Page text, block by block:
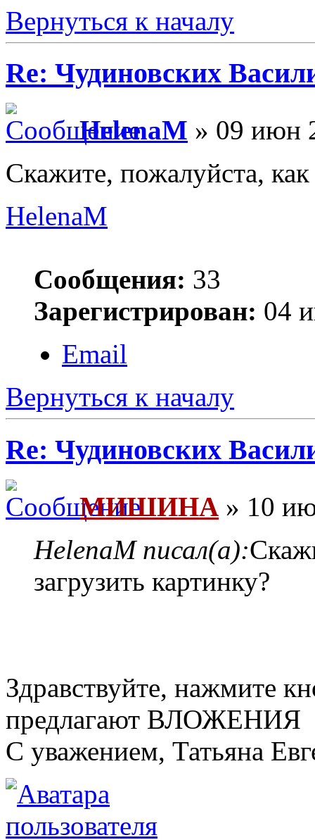
Вернуться к началу
Re: Чудиновских
HelenaM » 09 июн
Скажите, пожалуйста, как
HelenaM
Сообщения: 33
Зарегистрирован: 04
Email
Вернуться к началу
Re: Чудиновских
МИШИНА » 10
HelenaM писал(а):
загрузить картинку?
Здравствуйте, нажмите
предлагают ВЛОЖЕНИЯ
С уважением, Татьяна